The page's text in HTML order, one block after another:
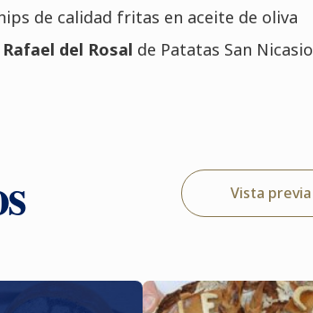
de calidad fritas en aceite de oliva
Rafael del Rosal de Patatas San Nicasio
Vista previa